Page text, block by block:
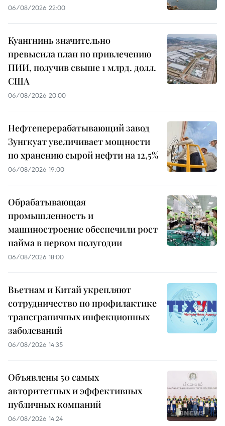
06/08/2026 22:00
Куангнинь значительно
превысила план по привлечению
ПИИ, получив свыше 1 млрд. долл.
США
06/08/2026 20:00
Нефтеперерабатывающий завод
Зунгкуат увеличивает мощности
по хранению сырой нефти на 12,5%
06/08/2026 19:00
Обрабатывающая
промышленность и
машиностроение обеспечили рост
найма в первом полугодии
06/08/2026 18:00
Вьетнам и Китай укрепляют
сотрудничество по профилактике
трансграничных инфекционных
заболеваний
06/08/2026 14:35
Объявлены 50 самых
авторитетных и эффективных
публичных компаний
06/08/2026 14:24